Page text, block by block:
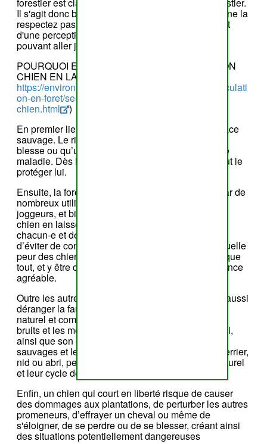
forestier est clairement indiquée dans le code forestier.
Il s'agit donc bien d'une obligation légale. Si vous ne la
respectez pas, des sanctions sont possibles, allant
d'une perception immédiate de 75€ à une amende
pouvant aller jusqu'à 2.000€ en cas de récidive.
POURQUOI EST-IL OBLIGATOIRE DE TENIR SON
CHIEN EN LAISSE EN FORÊT ? (Source:
https://environnement.wallonie.be/home/loisirs/circulati
on-en-foret/se-promener-en-foret-avec-son-
chien.html
)
En premier lieu, rappelons que la forêt est un espace
sauvage. Le risque existe donc que votre chien se
blesse ou qu’un animal de la forêt lui transfère une
maladie. Dès lors, le tenir en laisse, c’est avant tout le
protéger lui.
Ensuite, la forêt est aussi un espace co-partagé par de
nombreux utilisateurs : randonneurs, cyclistes,
joggeurs, et bien sûr, la faune sauvage. Tenir votre
chien en laisse permet de garantir la sécurité de
chacun-e et de prévenir tout risque d'incident, ou
d’éviter de confronter un autre usager à son éventuelle
peur des chiens. Certaines peurs sont plus fortes que
tout, et y être confronté-e est rarement une expérience
agréable.
Outre les autres usagers, un chien en liberté peut aussi
déranger la faune sauvage, perturber son habitat
naturel et compromettre la biodiversité locale. Les
bruits et les mouvements brusques de votre animal,
ainsi que son odeur, peuvent effrayer les animaux
sauvages et les pousser à fuir la sécurité de leur terrier,
nid ou abri, perturbant ainsi leur comportement naturel
et leur cycle de vie.
Enfin, un chien qui court en liberté risque de causer
des dommages aux plantations, de perturber les autres
promeneurs, d’effrayer un cheval ou même de
s'éloigner, de se perdre ou de se blesser, créant ainsi
des situations potentiellement dangereuses